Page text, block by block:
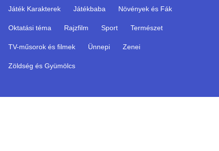
Játék Karakterek Játékbaba Növények és Fák
Oktatási téma Rajzfilm Sport Természet
TV-műsorok és filmek Ünnepi Zenei
Zöldség és Gyümölcs